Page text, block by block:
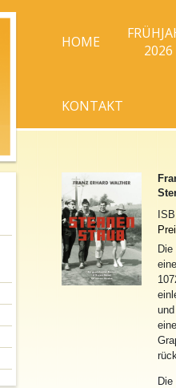
HOME
2026
KONTAKT
und